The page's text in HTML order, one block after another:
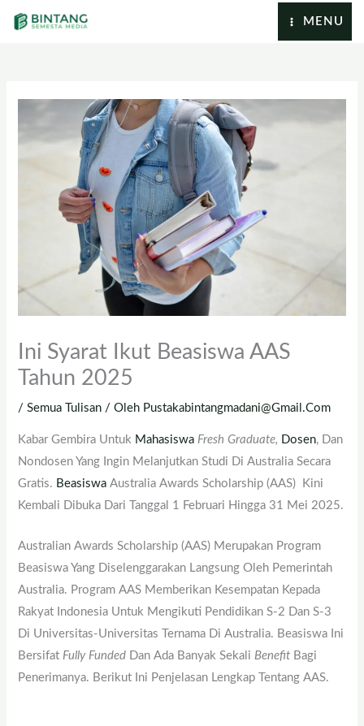
Lewati
MENU
Ini Syarat Ikut Beasiswa AAS
Tahun 2025
/Semua Tulisan / Oleh Pustakabintangmadani@gmail.com
Kabar Gembira Untuk Mahasiswa Fresh Graduate, Dosen, Dan
Nondosen Yang Ingin Melanjutkan Studi Di Australia Secara
Gratis. Beasiswa Australia Awards Scholarship (AAS) Kini
Kembali Dibuka Dari Tanggal 1 Februari Hingga 31 Mei 2025.
Australian Awards Scholarship (AAS) Merupakan Program
Beasiswa Yang Diselenggarakan Langsung Oleh Pemerintah
Australia. Program AAS Memberikan Kesempatan Kepada
Rakyat Indonesia Untuk Mengikuti Pendidikan S-2 Dan S-3
Di Universitas-Universitas Ternama Di Australia. Beasiswa Ini
Bersifat Fully Funded Dan Ada Banyak Sekali Benefit Bagi
Penerimanya. Berikut Ini Penjelasan Lengkap Tentang AAS.